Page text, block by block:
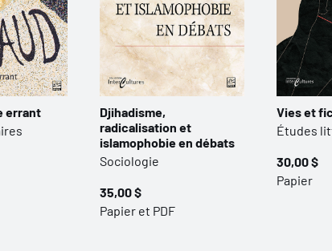
errant
Djihadisme,
radicalisation et
islamophobie en débats
Sociologie
35,00 $
Papier et PDF
Vies et
Études
30,00 $
Papier